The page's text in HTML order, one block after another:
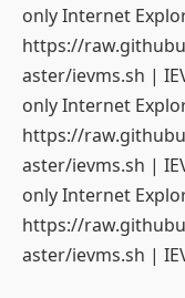
only Internet
https://
aster/ievms.sh |
only Internet
https://
aster/ievms.sh |
only Internet
https://
aster/ievms.sh |